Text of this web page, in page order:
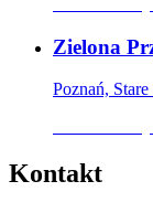
Zielona
Poznań,
Kontakt